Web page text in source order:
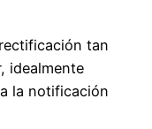
tan
idealmente
la notificación